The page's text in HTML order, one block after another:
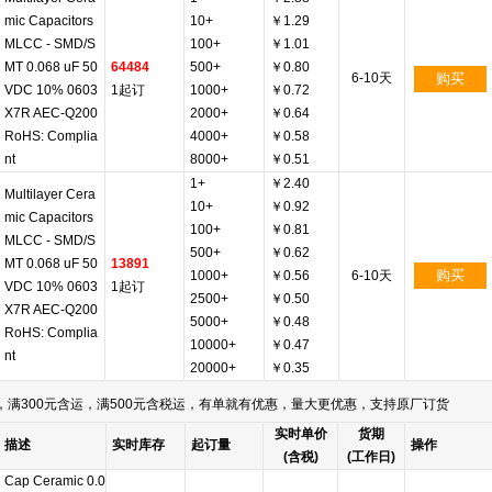
mic Capacitors
MLCC - SMD/S
MT 0.068 uF 50
VDC 10% 0603
X7R AEC-Q200
RoHS: Complia
nt
64484
1起订
10+
100+
500+
1000+
2000+
4000+
8000+
￥1.29
￥1.01
￥0.80
￥0.72
￥0.64
￥0.58
￥0.51
6-10天 购买
Multilayer Cera
mic Capacitors
MLCC - SMD/S
MT 0.068 uF 50
VDC 10% 0603
X7R AEC-Q200
RoHS: Complia
nt
13891
1起订
1+
10+
100+
500+
1000+
2500+
5000+
10000+
20000+
￥2.40
￥0.92
￥0.81
￥0.62
￥0.56
￥0.50
￥0.48
￥0.47
￥0.35
6-10天 购买
300元含运，满500元含税运，有单就有优惠，量大更优惠，支持原厂订货
描述 实时库存 起订量
实时单价
(含税)
货期
(工作日)
操作
Cap Ceramic 0.0